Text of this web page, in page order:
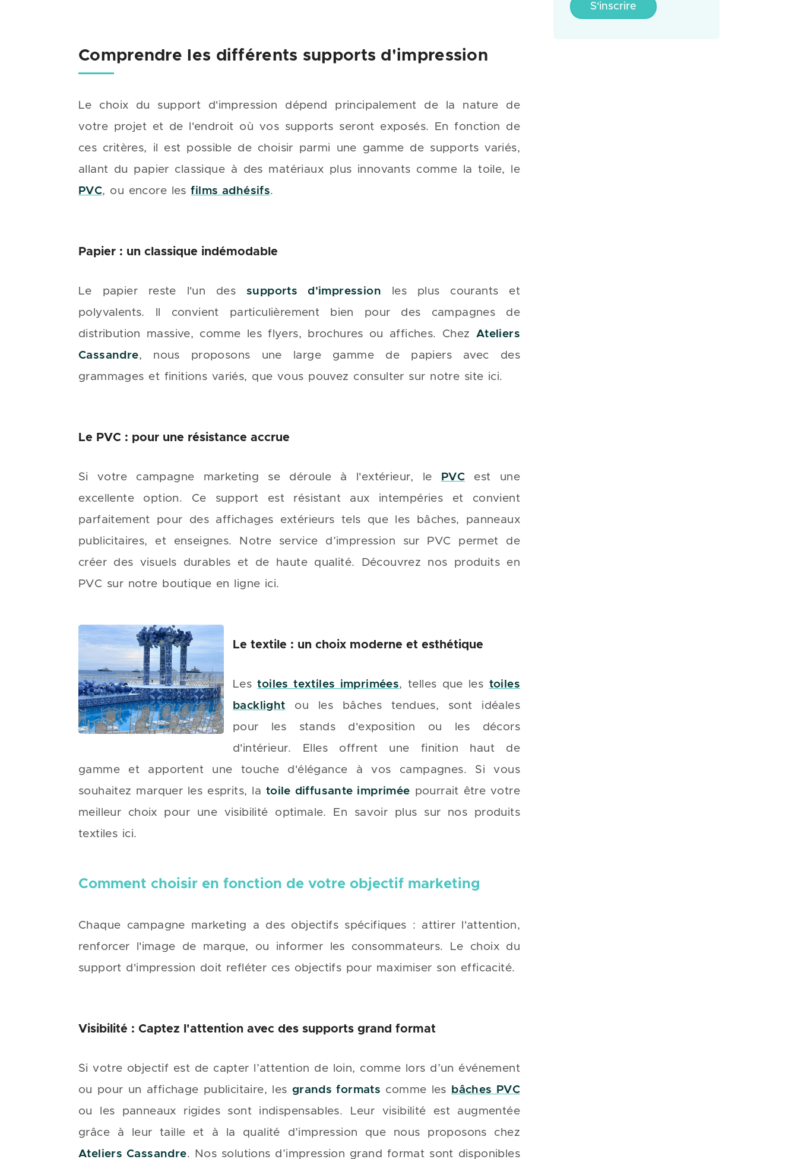
Comprendre les différents supports d'impression
Le choix du support d'impression dépend principalement de la nature de
votre projet et de l'endroit où vos supports seront exposés. En fonction de
ces critères, il est possible de choisir parmi une gamme de supports variés,
allant du papier classique à des matériaux plus innovants comme la toile, le
PVC, ou encore lesfilms adhésifs.
Papier : un classique indémodable
Le papier reste l'un dessupports d'impression les plus courants et
polyvalents. Il convient particulièrement bien pour des campagnes de
distribution massive, comme les flyers, brochures ou affiches. Chez Ateliers
Cassandre, nous proposons une large gamme de papiers avec des
grammages et finitions variés, que vous pouvez consulter sur notre site ici.
Le PVC : pour une résistance accrue
Si votre campagne marketing se déroule à l'extérieur, le PVC est une
excellente option. Ce support est résistant aux intempéries et convient
parfaitement pour des affichages extérieurs tels que les bâches, panneaux
publicitaires, et enseignes. Notre service d’impression sur PVC permet de
créer des visuels durables et de haute qualité. Découvrez nos produits en
PVC sur notre boutique en ligne ici.
Le textile : un choix moderne et esthétique
Lestoiles textiles imprimées, telles que les toiles
backlight ou les bâches tendues, sont idéales
pour les stands d'exposition ou les décors
d'intérieur. Elles offrent une finition haut de
gamme et apportent une touche d'élégance à vos campagnes. Si vous
souhaitez marquer les esprits, la toile diffusante imprimée pourrait être votre
meilleur choix pour une visibilité optimale. En savoir plus sur nos produits
textiles ici.
Comment choisir en fonction de votre objectif marketing
Chaque campagne marketing a des objectifs spécifiques : attirer l'attention,
renforcer l'image de marque, ou informer les consommateurs. Le choix du
support d'impression doit refléter ces objectifs pour maximiser son efficacité.
Visibilité : Captez l'attention avec des supports grand format
Si votre objectif est de capter l’attention de loin, comme lors d’un événement
ou pour un affichage publicitaire, les grands formats comme les
bâches PVC
ou les panneaux rigides sont indispensables. Leur visibilité est augmentée
grâce à leur taille et à la qualité d’impression que nous proposons chez
Ateliers Cassandre. Nos solutions d’impression grand format sont disponibles